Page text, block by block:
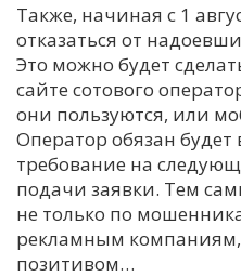
Также, начиная с 1
отказаться от
Это можно будет
сайте сотового
они пользуются, или
Оператор обязан будет
требование на
подачи заявки. Тем
не только по
рекламным компаниям,
позитивом…